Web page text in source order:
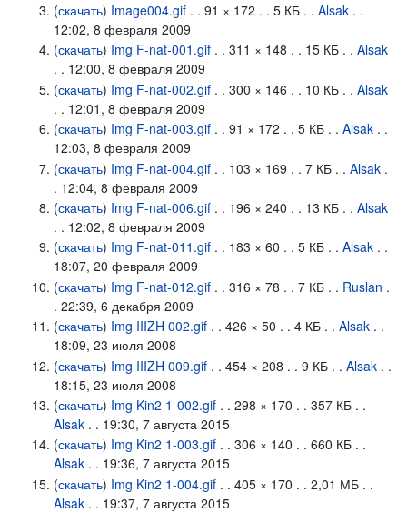
(скачать) Image004.gif. . 91 × 172 . . 5 КБ . . Alsak. .
12:02, 8 февраля 2009
(скачать) Img F-nat-001.gif. . 311 × 148 . . 15 КБ . . Alsak
. . 12:00, 8 февраля 2009
(скачать) Img F-nat-002.gif. . 300 × 146 . . 10 КБ . . Alsak
. . 12:01, 8 февраля 2009
(скачать) Img F-nat-003.gif. . 91 × 172 . . 5 КБ . . Alsak. .
12:03, 8 февраля 2009
(скачать) Img F-nat-004.gif. . 103 × 169 . . 7 КБ . . Alsak.
. 12:04, 8 февраля 2009
(скачать) Img F-nat-006.gif. . 196 × 240 . . 13 КБ . . Alsak
. . 12:02, 8 февраля 2009
(скачать) Img F-nat-011.gif. . 183 × 60 . . 5 КБ . . Alsak. .
18:07, 20 февраля 2009
(скачать) Img F-nat-012.gif. . 316 × 78 . . 7 КБ . . Ruslan .
. 22:39, 6 декабря 2009
(скачать) Img IIIZH 002.gif. . 426 × 50 . . 4 КБ . . Alsak. .
18:09, 23 июля 2008
(скачать) Img IIIZH 009.gif. . 454 × 208 . . 9 КБ . . Alsak. .
18:15, 23 июля 2008
(скачать) Img Kin2 1-002.gif. . 298 × 170 . . 357 КБ . .
Alsak. . 19:30, 7 августа 2015
(скачать) Img Kin2 1-003.gif. . 306 × 140 . . 660 КБ . .
Alsak. . 19:36, 7 августа 2015
(скачать) Img Kin2 1-004.gif. . 405 × 170 . . 2,01 МБ . .
Alsak. . 19:37, 7 августа 2015